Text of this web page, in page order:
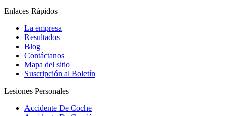
Enlaces Rápidos
La empresa
Resultados
Blog
Contáctanos
Mapa del sitio
Suscripción al Boletín
Lesiones Personales
Accidente De Coche